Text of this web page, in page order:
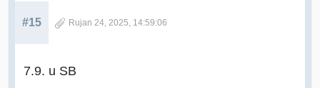
#15 Rujan 24, 2025, 14:59:06
7.9. u SB